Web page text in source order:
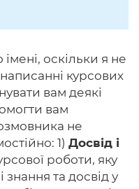
оскільки я не
курсових
вам деякі
вам
не
1) Досвід і
роботи, яку
знання та досвід у